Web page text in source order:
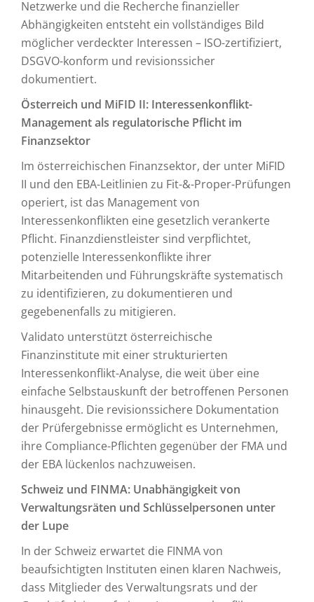
Netzwerke und die Recherche finanzieller
Abhängigkeiten entsteht ein vollständiges Bild
möglicher verdeckter Interessen – ISO-zertifiziert,
DSGVO-konform und revisionssicher
dokumentiert.
Österreich und MiFID II: Interessenkonflikt-
Management als regulatorische Pflicht im
Finanzsektor
Im österreichischen Finanzsektor, der unter MiFID
II und den EBA-Leitlinien zu Fit-&-Proper-Prüfungen
operiert, ist das Management von
Interessenkonflikten eine gesetzlich verankerte
Pflicht. Finanzdienstleister sind verpflichtet,
potenzielle Interessenkonflikte ihrer
Mitarbeitenden und Führungskräfte systematisch
zu identifizieren, zu dokumentieren und
gegebenenfalls zu mitigieren.
Validato unterstützt österreichische
Finanzinstitute mit einer strukturierten
Interessenkonflikt-Analyse, die weit über eine
einfache Selbstauskunft der betroffenen Personen
hinausgeht. Die revisionssichere Dokumentation
der Prüfergebnisse ermöglicht es Unternehmen,
ihre Compliance-Pflichten gegenüber der FMA und
der EBA lückenlos nachzuweisen.
Schweiz und FINMA: Unabhängigkeit von
Verwaltungsräten und Schlüsselpersonen unter
der Lupe
In der Schweiz erwartet die FINMA von
beaufsichtigten Instituten einen klaren Nachweis,
dass Mitglieder des Verwaltungsrats und der